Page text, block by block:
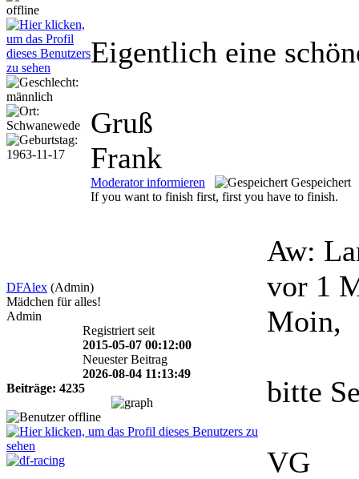
Eigentlich eine
Gruß
Frank
Moderator informieren
Gespeichert
If you want to finish first, first you have to finish.
DFAlex (Admin)
Mädchen für alles!
Admin
Registriert seit
2015-05-07 00:12:00
Neuester Beitrag
2026-08-04 11:13:49
Beiträge: 4235
Aw:
vor 1
Moin,
bitte
VG